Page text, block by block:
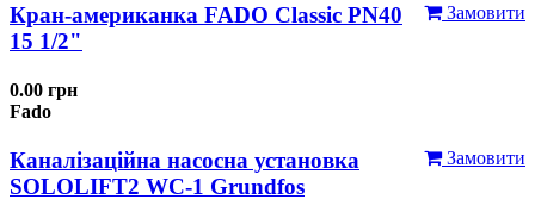
Замовити
Кран-американка FADO Classic PN40
15 1/2"
0.00 грн
Fado
Замовити
Каналізаційна насосна установка
SOLOLIFT2 WC-1 Grundfos